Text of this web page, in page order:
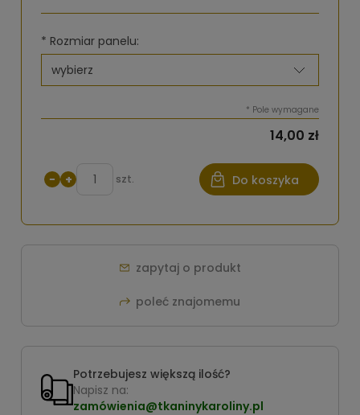
* Rozmiar panelu:
* Pole wymagane
14,00 zł
− + szt. Do koszyka
zapytaj o produkt
poleć znajomemu
Potrzebujesz większą ilość?
Napisz na:
zamówienia@tkaninykaroliny.pl